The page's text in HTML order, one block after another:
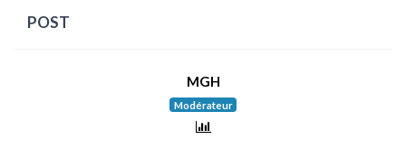
POST
MGH
Modérateur